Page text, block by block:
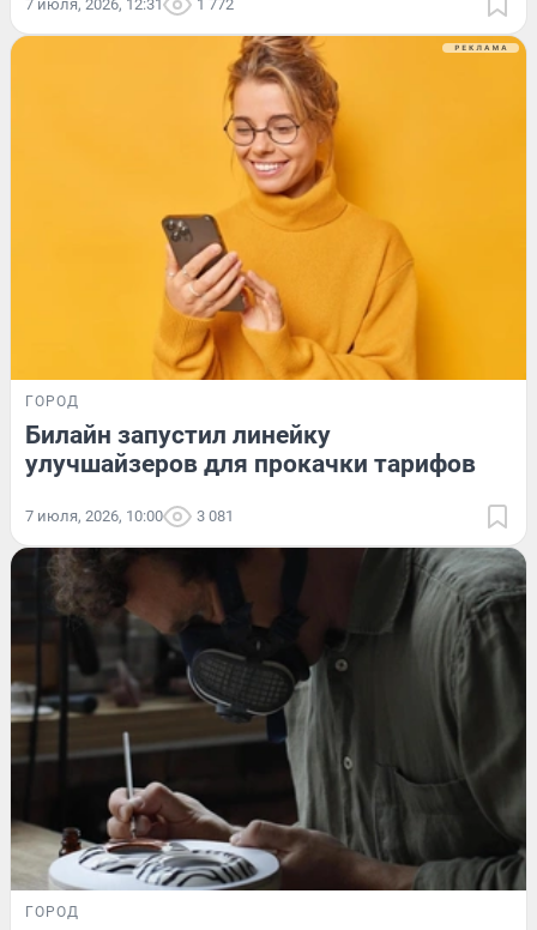
7 июля, 2026, 12:31 1 772
ГОРОД
Билайн запустил линейку
улучшайзеров для прокачки тарифов
7 июля, 2026, 10:00 3 081
ГОРОД